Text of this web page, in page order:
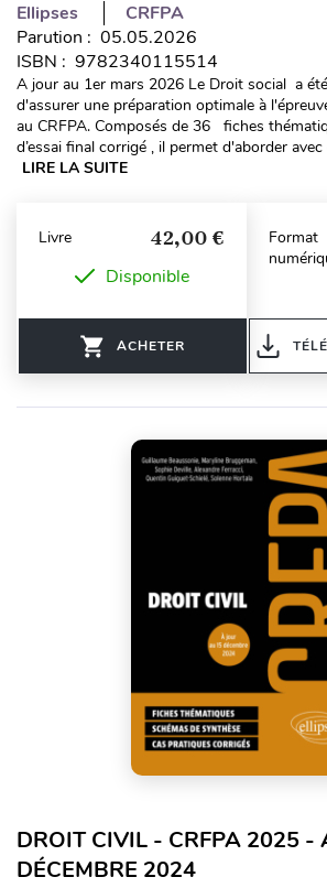
Ellipses
CRFPA
Parution : 05.05.2026
ISBN : 9782340115514
A jour au 1er mars 2026 Le Droit social a
d'assurer une préparation optimale à
au CRFPA. Composés de 36 fiches
d’essai final corrigé , il permet d'aborder avec
LIRE LA SUITE
Livre 42,00 €
Disponible
ACHETER
Format
DROIT CIVIL - CRFPA 2025 -
DÉCEMBRE 2024